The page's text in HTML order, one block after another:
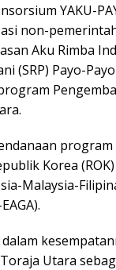
YAKU-
non-
Aku Rimba
(SRP) Payo-
Korea
Malaysia-
Utara